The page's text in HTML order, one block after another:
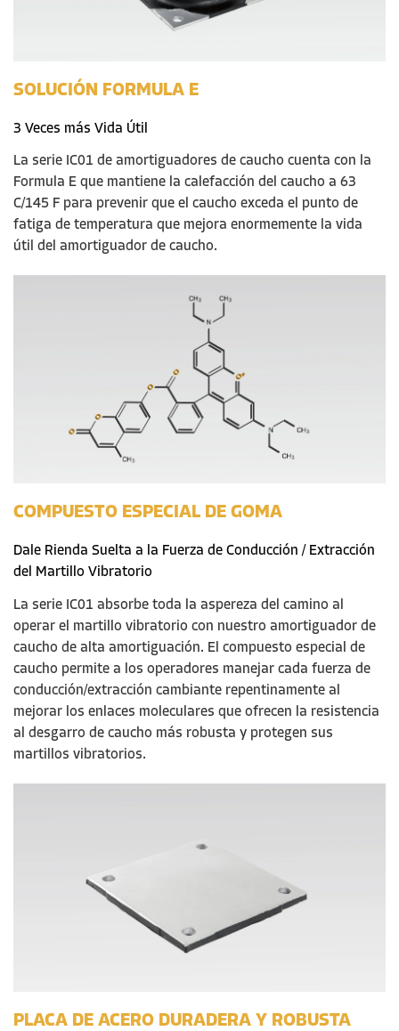
SOLUCIÓN FORMULA E
3 Veces más Vida Útil
La serie IC01 de amortiguadores de caucho cuenta con la
Formula E que mantiene la calefacción del caucho a 63
C/145 F para prevenir que el caucho exceda el punto de
fatiga de temperatura que mejora enormemente la vida
útil del amortiguador de caucho.
COMPUESTO ESPECIAL DE GOMA
Dale Rienda Suelta a la Fuerza de Conducción / Extracción
del Martillo Vibratorio
La serie IC01 absorbe toda la asperezadel caminoal
operar el martillo vibratorio con nuestro amortiguador de
cauchode alta amortiguación. El compuesto especial de
caucho permite a los operadores manejar cada fuerza de
conducción/extracción cambiante repentinamente al
mejorar los enlaces moleculares que ofrecen la resistencia
al desgarro decaucho más robusta y protegen sus
martillos vibratorios.
PLACA DE ACERO DURADERA Y ROBUSTA